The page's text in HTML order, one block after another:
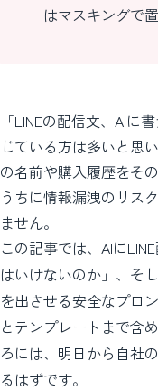
はマスキングで
「LINEの配信文、AIに
じている方は多いと思
の名前や購入履歴をそ
うちに情報漏洩のリス
ません。
この記事では、AIに
はいけないのか」、そ
を出させる安全なプロ
とテンプレートまで含
ろには、明日から自社
るはずです。